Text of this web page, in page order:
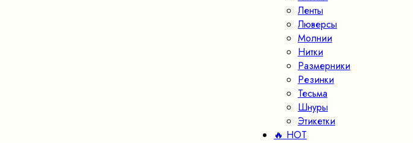
Ленты
Люверсы
Молнии
Нитки
Размерники
Резинки
Тесьма
Шнуры
Этикетки
🔥 HOT